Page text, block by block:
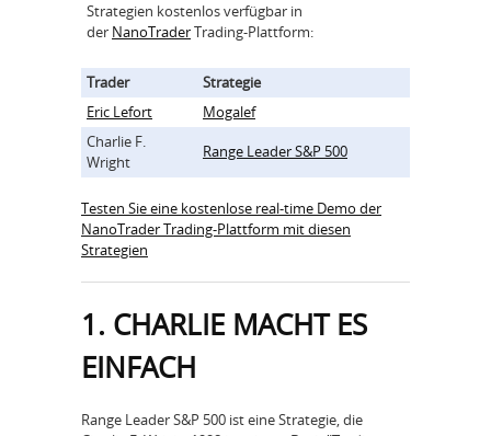
Strategien kostenlos verfügbar in
der NanoTraderTrading-Plattform:
Trader
Strategie
Eric Lefort
Mogalef
Charlie F.
Wright
Range Leader S&P 500
Testen Sie eine kostenlose real-time Demo der
NanoTrader Trading-Plattform mit diesen
Strategien
1. CHARLIE MACHT ES
EINFACH
Range Leader S&P 500 ist eine Strategie, die